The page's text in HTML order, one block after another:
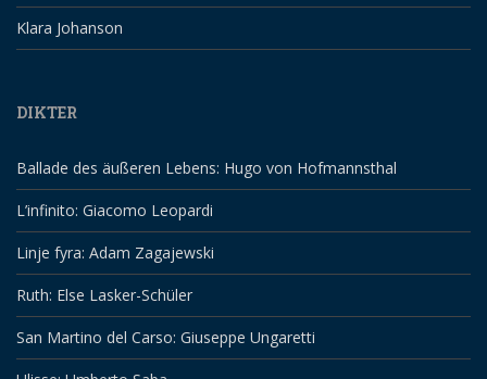
Klara Johanson
DIKTER
Ballade des äußeren Lebens: Hugo von Hofmannsthal
L’infinito: Giacomo Leopardi
Linje fyra: Adam Zagajewski
Ruth: Else Lasker-Schüler
San Martino del Carso: Giuseppe Ungaretti